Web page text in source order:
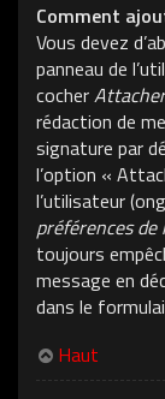
Comment
Vous devez
panneau de
cocher
rédaction de
signature par
l’option «
l’utilisateur
préférences de
toujours
message en
dans le
Haut